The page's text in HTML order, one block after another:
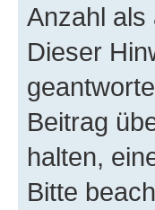
Anzahl als
Dieser
Beitrag
halten,
Bitte